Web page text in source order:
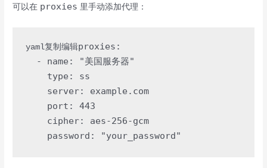
可以在 proxies 里手动添加代理：
yaml复制编辑proxies: